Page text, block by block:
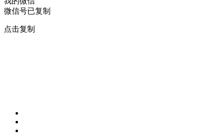
微信号已复制
点击复制